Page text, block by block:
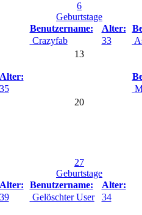
6
Geburtstage
Benutzername:
Alter:
Crazyfab
33
Alter:
35
13
20
Alter:
39
27
Geburtstage
Benutzername:
Alter:
Gelöschter User
34